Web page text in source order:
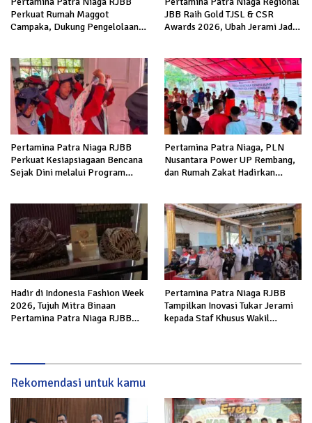
Perkuat Rumah Maggot
Campaka, Dukung Pengelolaan
JBB Raih Gold TJSL & CSR
Awards 2026, Ubah Jerami Jadi
Pertamina Patra Niaga RJBB
Perkuat Kesiapsiagaan Bencana
Sejak Dini melalui Program
Pertamina Patra Niaga, PLN
Nusantara Power UP Rembang,
dan Rumah Zakat Hadirkan
Hadir di Indonesia Fashion Week
2026, Tujuh Mitra Binaan
Pertamina Patra Niaga RJBB
Pertamina Patra Niaga RJBB
Tampilkan Inovasi Tukar Jerami
kepada Staf Khusus Wakil
Rekomendasi untuk kamu